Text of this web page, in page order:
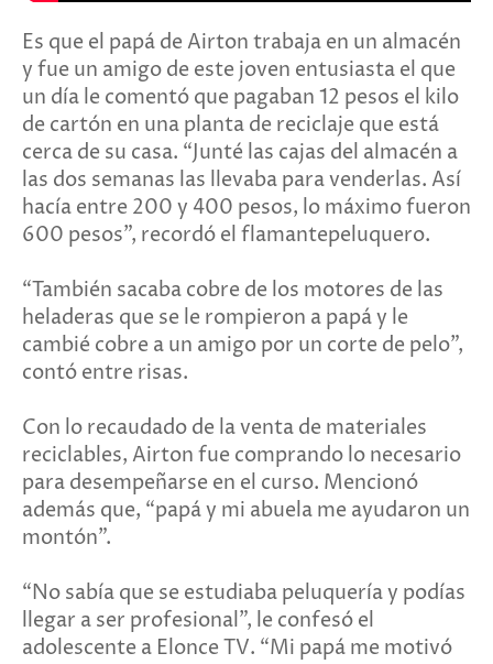
Es que el papá de Airton trabaja en un almacén
y fue un amigo de este joven entusiasta el que
un día le comentó que pagaban 12 pesos el kilo
de cartón en una planta de reciclaje que está
cerca de su casa. “Junté las cajas del almacén a
las dos semanas las llevaba para venderlas. Así
hacía entre 200 y 400 pesos, lo máximo fueron
600 pesos”, recordó el flamantepeluquero.
“También sacaba cobre de los motores de las
heladeras que se le rompieron a papá y le
cambié cobre a un amigo por un corte de pelo”,
contó entre risas.
Con lo recaudado de la venta de materiales
reciclables, Airton fue comprando lo necesario
para desempeñarse en el curso. Mencionó
además que, “papá y mi abuela me ayudaron un
montón”.
“No sabía que se estudiaba peluquería y podías
llegar a ser profesional”, le confesó el
adolescente a Elonce TV. “Mi papá me motivó